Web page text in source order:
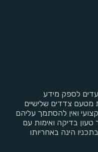
לספק מידע
מטעם צדדים שלישיים
ואין להסתמך עליהם
טעון בדיקה ואימות עם
הינה באחריותו